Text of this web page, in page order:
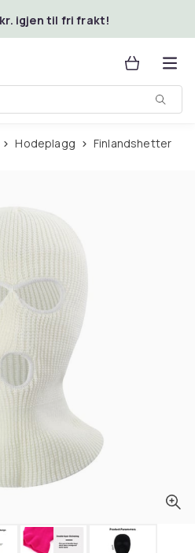
kr. igjen til fri frakt!
Hodeplagg Finlandshetter